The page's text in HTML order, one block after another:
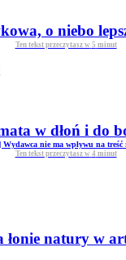
o niebo
Ten tekst przeczytasz w 5 minut
w dłoń i do
nie ma wpływu na treść
Ten tekst przeczytasz w 4 minut
łonie natury w